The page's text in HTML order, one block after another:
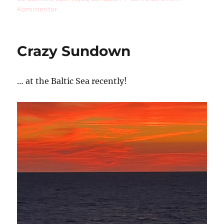
Kommentarzu
Crazy Sundown
… at the Baltic Sea recently!